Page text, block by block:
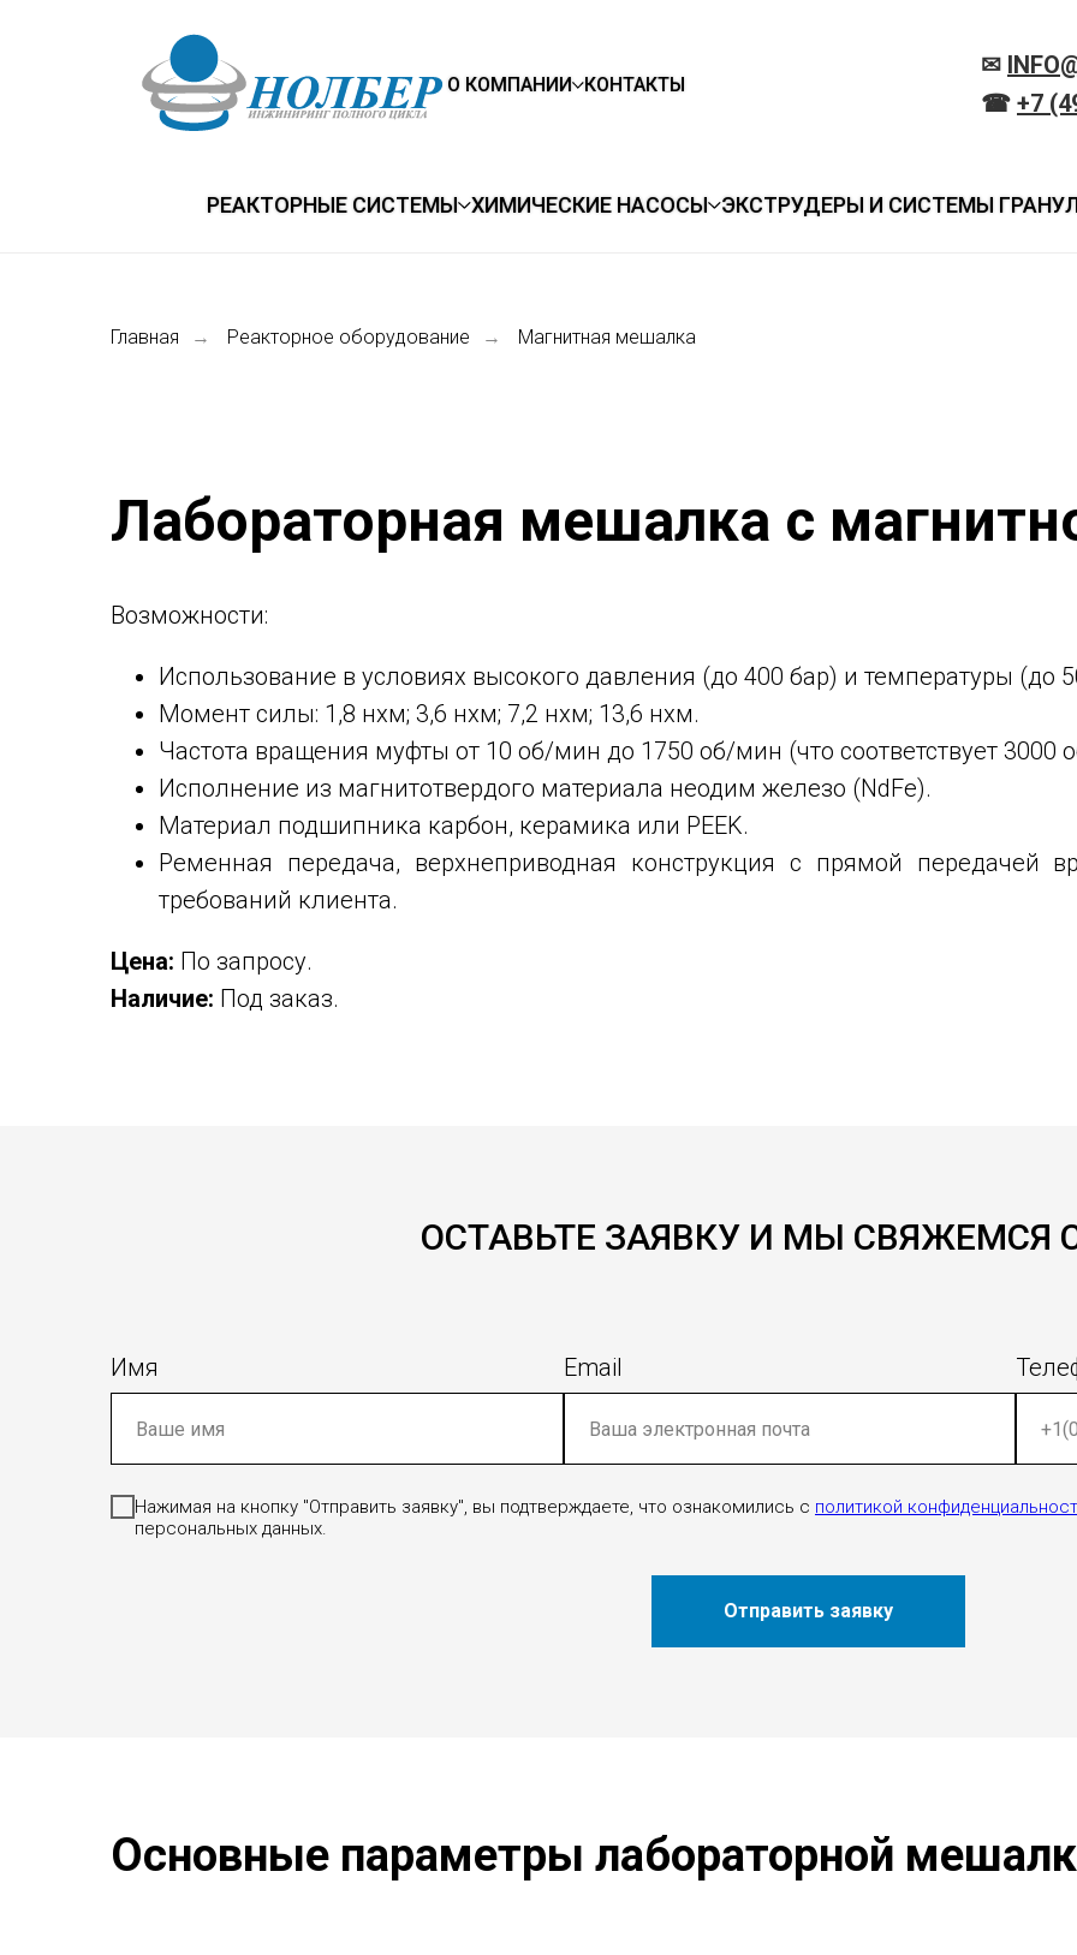
О КОМПАНИИ КОНТАКТЫ
✉
☎ +7
РЕАКТОРНЫЕ СИСТЕМЫ ХИМИЧЕСКИЕ НАСОСЫ ЭКСТРУДЕРЫ И СИСТЕМЫ
Главная → Реакторное оборудование → Магнитная мешалка
Лабораторная мешалка с
Возможности:
Использование в условиях высокого давления (до 400 бар) и температуры (до
Момент силы: 1,8 нxм; 3,6 нxм; 7,2 нxм; 13,6 нxм.
Частота вращения муфты от 10 об/мин до 1750 об/мин (что соответствует
Исполнение из магнитотвердого материала неодим железо (NdFe).
Материал подшипника карбон, керамика или PEEK.
Ременная передача, верхнеприводная конструкция с прямой передачей
требований клиента.
Цена: По запросу.
Наличие: Под заказ.
ОСТАВЬТЕ ЗАЯВКУ И МЫ СВЯЖЕМСЯ
Имя Email
Нажимая на кнопку "Отправить заявку", вы подтверждаете, что ознакомились c политикой
персональных данных.
Отправить заявку
Основные параметры лабораторной